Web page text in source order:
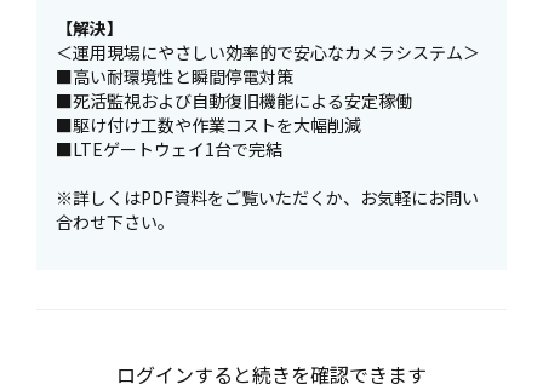
【解決】
＜運用現場にやさしい効率的で安心なカメラシステム＞
■高い耐環境性と瞬間停電対策
■死活監視および自動復旧機能による安定稼働
■駆け付け工数や作業コストを大幅削減
■LTEゲートウェイ1台で完結
※詳しくはPDF資料をご覧いただくか、お気軽にお問い
合わせ下さい。
ログインすると続きを確認できます